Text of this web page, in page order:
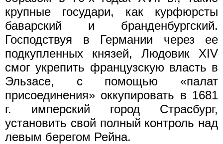
крупные государи, как курфюрсты
баварский и бранденбургский.
Господствуя в Германии через ее
подкупленных князей, Людовик XIV
смог укрепить французскую власть в
Эльзасе, с помощью «палат
присоединения» оккупировать в 1681
г. имперский город Страсбург,
установить свой полный контроль над
левым берегом Рейна.